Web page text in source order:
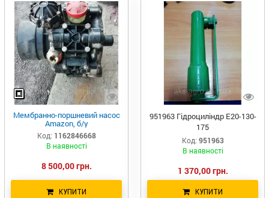
Мембранно-поршневий насос
Amazon, б/у
Код: 1162846668
В наявності
8 500,00 грн.
КУПИТИ
951963 Гідроциліндр Е20-130-
175
Код: 951963
В наявності
1 370,00 грн.
КУПИТИ